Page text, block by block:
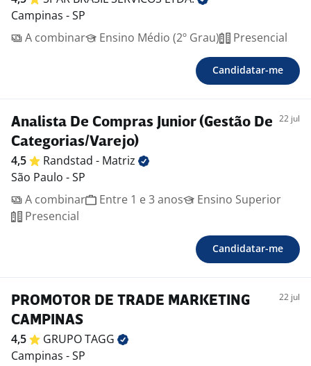
Campinas - SP
A combinar
Ensino Médio (2º Grau) Presencial
Candidatar-me
Analista De Compras Junior (Gestão De
Categorias/Varejo)
22 jul
4,5 Randstad - Matriz
São Paulo - SP
A combinar
Entre 1 e 3 anos
Ensino Superior
Presencial
Candidatar-me
PROMOTOR DE TRADE MARKETING
CAMPINAS
22 jul
4,5 GRUPOTAGG
Campinas - SP